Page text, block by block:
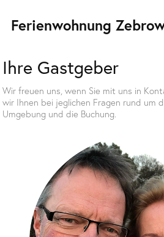
Ferienwohnung
Ihre Gastgeber
Wir freuen uns, wenn Sie mit uns in
wir Ihnen bei jeglichen Fragen rund um
Umgebung und die Buchung.